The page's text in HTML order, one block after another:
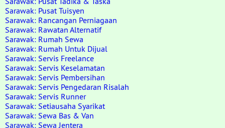
Sarawak: Pusat Tuisyen
Sarawak: Rancangan Perniagaan
Sarawak: Rawatan Alternatif
Sarawak: Rumah Sewa
Sarawak: Rumah Untuk Dijual
Sarawak: Servis Freelance
Sarawak: Servis Keselamatan
Sarawak: Servis Pembersihan
Sarawak: Servis Pengedaran Risalah
Sarawak: Servis Runner
Sarawak: Setiausaha Syarikat
Sarawak: Sewa Bas & Van
Sarawak: Sewa Jentera